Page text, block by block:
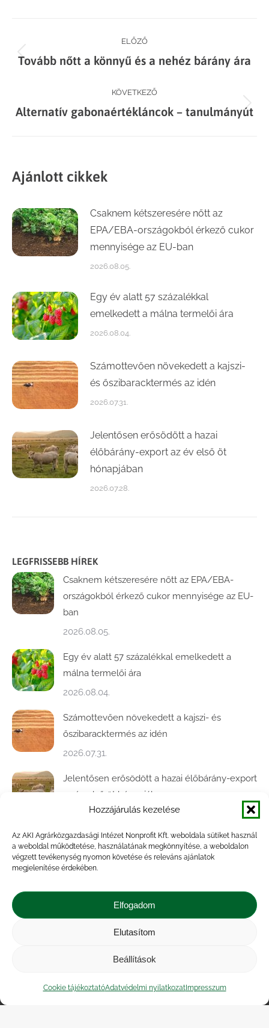
Hozzájárulás kezelése
Az AKI Agrárközgazdasági Intézet Nonprofit Kft. weboldala sütiket használ
a weboldal működtetése, használatának megkönnyítése, a weboldalon
végzett tevékenység nyomon követése és releváns ajánlatok
megjelenítése érdekében.
Elfogadom
Elutasítom
Beállítások
Cookie tájékoztatóAdatvédelmi nyilatkozatImpresszum
navigation
ELŐZŐ
Previous
Tovább nőtt a könnyű és a nehéz bárány ára
KÖVETKEZŐ
Next
Alternatív gabonaértékláncok – tanulmányút
Ajánlott cikkek
Csaknem kétszeresére nőtt az
EPA/EBA-országokból érkező cukor
mennyisége az EU-ban
2026.08.05.
Egy év alatt 57 százalékkal
emelkedett a málna termelői ára
2026.08.04.
Számottevően növekedett a kajszi-
és őszibaracktermés az idén
2026.07.31.
Jelentősen erősödött a hazai
élőbárány-export az év első öt
hónapjában
2026.07.28.
LEGFRISSEBB HÍREK
Csaknem kétszeresére nőtt az EPA/EBA-
országokból érkező cukor mennyisége az EU-
ban
2026.08.05.
Egy év alatt 57 százalékkal emelkedett a
málna termelői ára
2026.08.04.
Számottevően növekedett a kajszi- és
őszibaracktermés az idén
2026.07.31.
Jelentősen erősödött a hazai élőbárány-export
az év első öt hónapjában
2026.07.28.
Közel ötödével bővült a baromfivágás
Magyarországon
A végéhez közelít az őszi búza betakarítása
2026.07.21.
Közérdekű adatok
| Adatvédelmi nyilatkozat
|